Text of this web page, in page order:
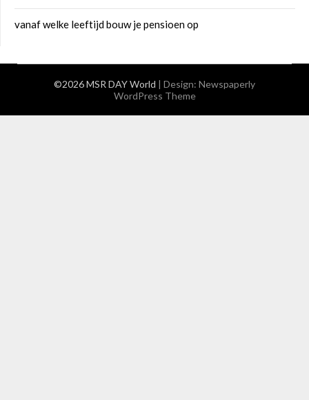
vanaf welke leeftijd bouw je pensioen op
©2026 MSR DAY World | Design: Newspaperly
WordPress Theme